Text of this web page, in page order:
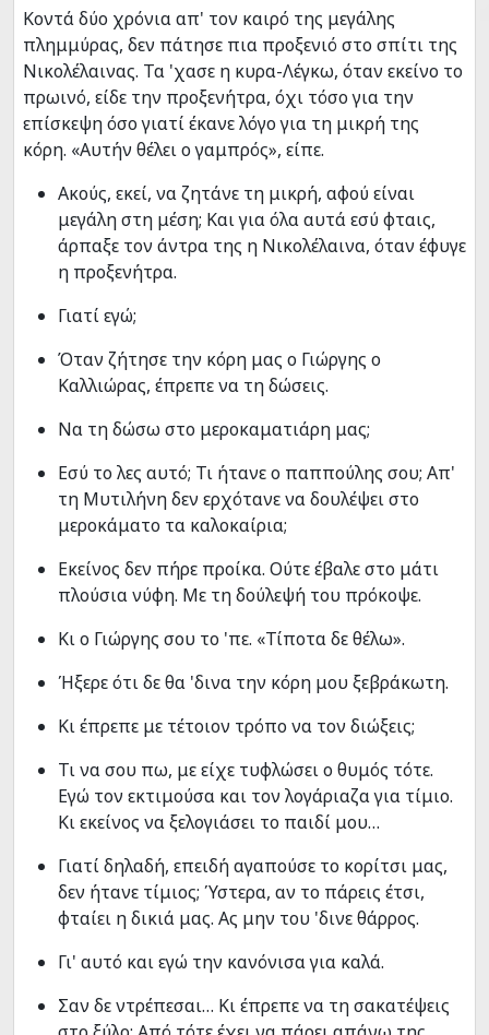
Κοντά δύο χρόνια απ' τον καιρό της μεγάλης
πλημμύρας, δεν πάτησε πια προξενιό στο σπίτι της
Νικολέλαινας. Τα 'χασε η κυρα-Λέγκω, όταν εκείνο το
πρωινό, είδε την προξενήτρα, όχι τόσο για την
επίσκεψη όσο γιατί έκανε λόγο για τη μικρή της
κόρη. «Αυτήν θέλει ο γαμπρός», είπε.
Ακούς, εκεί, να ζητάνε τη μικρή, αφού είναι
μεγάλη στη μέση; Και για όλα αυτά εσύ φταις,
άρπαξε τον άντρα της η Νικολέλαινα, όταν έφυγε
η προξενήτρα.
Γιατί εγώ;
Όταν ζήτησε την κόρη μας ο Γιώργης ο
Καλλιώρας, έπρεπε να τη δώσεις.
Να τη δώσω στο μεροκαματιάρη μας;
Εσύ το λες αυτό; Τι ήτανε ο παππούλης σου; Απ'
τη Μυτιλήνη δεν ερχότανε να δουλέψει στο
μεροκάματο τα καλοκαίρια;
Εκείνος δεν πήρε προίκα. Ούτε έβαλε στο μάτι
πλούσια νύφη. Με τη δούλεψή του πρόκοψε.
Κι ο Γιώργης σου το 'πε. «Τίποτα δε θέλω».
Ήξερε ότι δε θα 'δινα την κόρη μου ξεβράκωτη.
Κι έπρεπε με τέτοιον τρόπο να τον διώξεις;
Τι να σου πω, με είχε τυφλώσει ο θυμός τότε.
Εγώ τον εκτιμούσα και τον λογάριαζα για τίμιο.
Κι εκείνος να ξελογιάσει το παιδί μου…
Γιατί δηλαδή, επειδή αγαπούσε το κορίτσι μας,
δεν ήτανε τίμιος; Ύστερα, αν το πάρεις έτσι,
φταίει η δικιά μας. Ας μην του 'δινε θάρρος.
Γι' αυτό και εγώ την κανόνισα για καλά.
Σαν δε ντρέπεσαι… Κι έπρεπε να τη σακατέψεις